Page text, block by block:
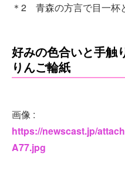
＊2 青森の方言で目一杯
好みの色合いと手触
りんご輪紙
画像 :
https://newscast.jp/
A77.jpg